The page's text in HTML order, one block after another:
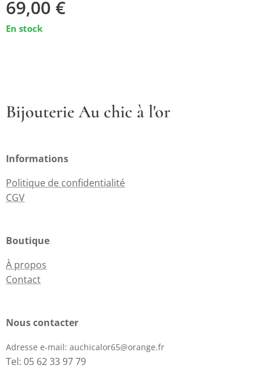
69,00 €
En stock
Bijouterie Au chic à l'or
Informations
Politique de confidentialité
CGV
Boutique
À propos
Contact
Nous contacter
Adresse e-mail: auchicalor65@orange.fr
Tel: 05 62 33 97 79